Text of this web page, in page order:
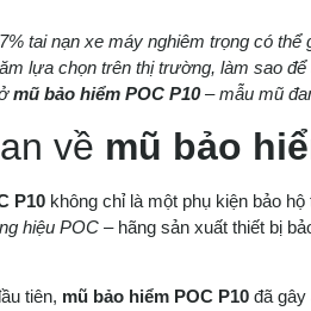
tai nạn xe máy nghiêm trọng có
lựa chọn trên thị trường, làm sao
mũ bảo hiểm POC P10– mẫu mũ
về mũ bảo
P10 không chỉ là một phụ kiện bảo
hiệu POC – hãng sản xuất thiết bị
tiên, mũ bảo hiểm POC P10 đã